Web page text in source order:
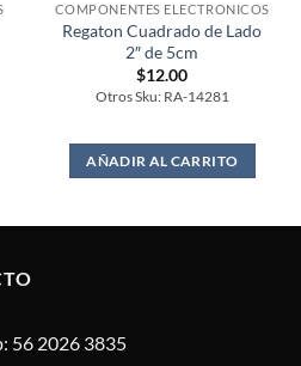
COMPONENTES ELECTRONICOS
Regaton Cuadrado de Lado
2″ de 5cm
$12.00
Otros Sku: RA-14281
AÑADIR AL CARRITO
56 2026 3835